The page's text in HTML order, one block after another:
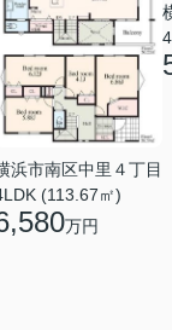
浜市南区中里４丁目
(113.67㎡)
万円